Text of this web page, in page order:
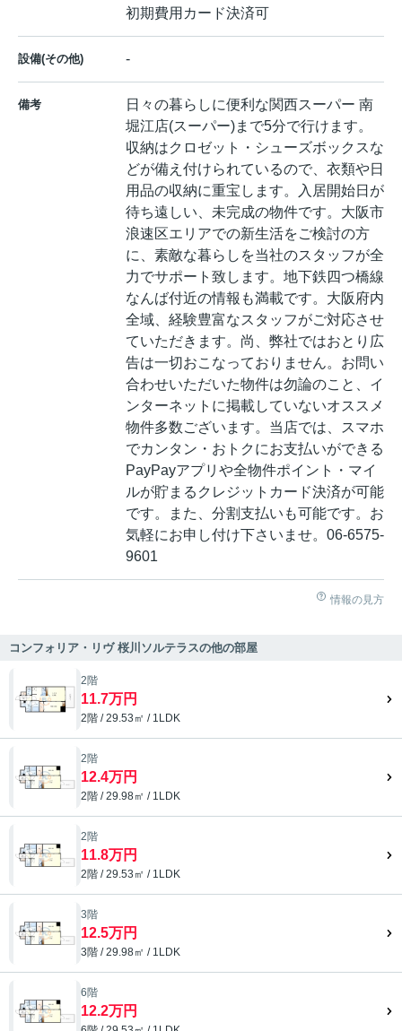
初期費用カード決済可
設備(その他) -
備考
日々の暮らしに便利な関西スーパー 南
堀江店(スーパー)まで5分で行けます。
収納はクロゼット・シューズボックスな
どが備え付けられているので、衣類や日
用品の収納に重宝します。入居開始日が
待ち遠しい、未完成の物件です。大阪市
浪速区エリアでの新生活をご検討の方
に、素敵な暮らしを当社のスタッフが全
力でサポート致します。地下鉄四つ橋線
なんば付近の情報も満載です。大阪府内
全域、経験豊富なスタッフがご対応させ
ていただきます。尚、弊社ではおとり広
告は一切おこなっておりません。お問い
合わせいただいた物件は勿論のこと、イ
ンターネットに掲載していないオススメ
物件多数ございます。当店では、スマホ
でカンタン・おトクにお支払いができる
PayPayアプリや全物件ポイント・マイ
ルが貯まるクレジットカード決済が可能
です。また、分割支払いも可能です。お
気軽にお申し付け下さいませ。06-6575-
9601
情報の見方
コンフォリア・リヴ 桜川ソルテラスの他の部屋
2階
11.7万円
2階 / 29.53㎡ / 1LDK
2階
12.4万円
2階 / 29.98㎡ / 1LDK
2階
11.8万円
2階 / 29.53㎡ / 1LDK
3階
12.5万円
3階 / 29.98㎡ / 1LDK
6階
12.2万円